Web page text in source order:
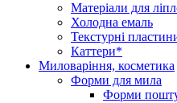
Матеріали для
Холодна емаль
Текстурні
Каттери*
Миловаріння, косметика
Форми для мила
Форми